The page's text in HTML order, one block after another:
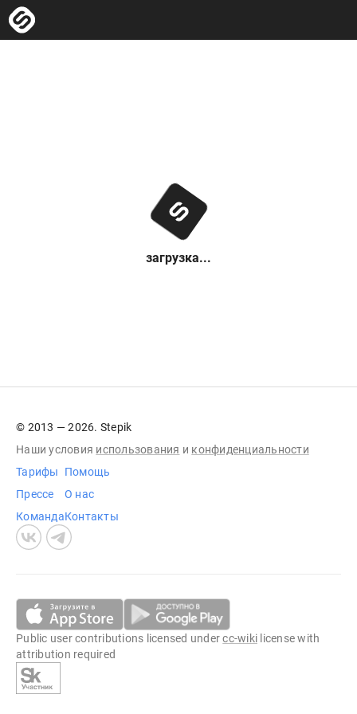
загрузка...
© 2013 — 2026. Stepik
Наши условия использования и конфиденциальности
Тарифы
Прессе
Команда
Помощь
О нас
Контакты
Public user contributions licensed undercc-wiki license with
attribution required